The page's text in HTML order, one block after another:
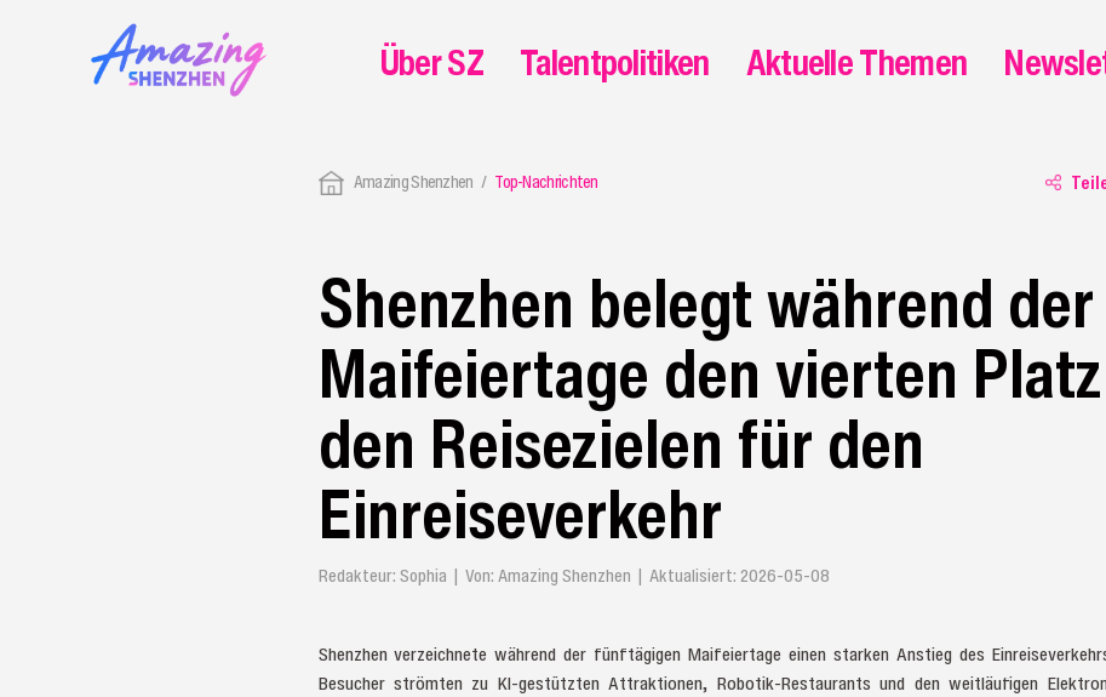
Amazing Shenzhen Top-Nachrichten
Shenzhen belegt während der
Maifeiertage den vierten
den Reisezielen für den
Einreiseverkehr
Redakteur: Sophia | Von: Amazing Shenzhen | Aktualisiert: 2026-05-08
Shenzhen verzeichnete während der fünftägigen Maifeiertage einen starken Anstieg des
Besucher strömten zu KI-gestützten Attraktionen, Robotik-Restaurants und den weitläufigen
Über SZ Talentpolitiken Aktuelle Themen